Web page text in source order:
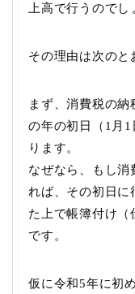
上高で行うのでし
その理由は次のと
まず、消費税の
の年の初日（1月
ります。
なぜなら、もし消
れば、その初日に
た上で帳簿付け（
です。
仮に令和5年に初